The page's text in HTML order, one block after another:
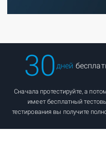
30 дней
Сначала протестируйте, а
имеет бесплатный
тестирования вы получите